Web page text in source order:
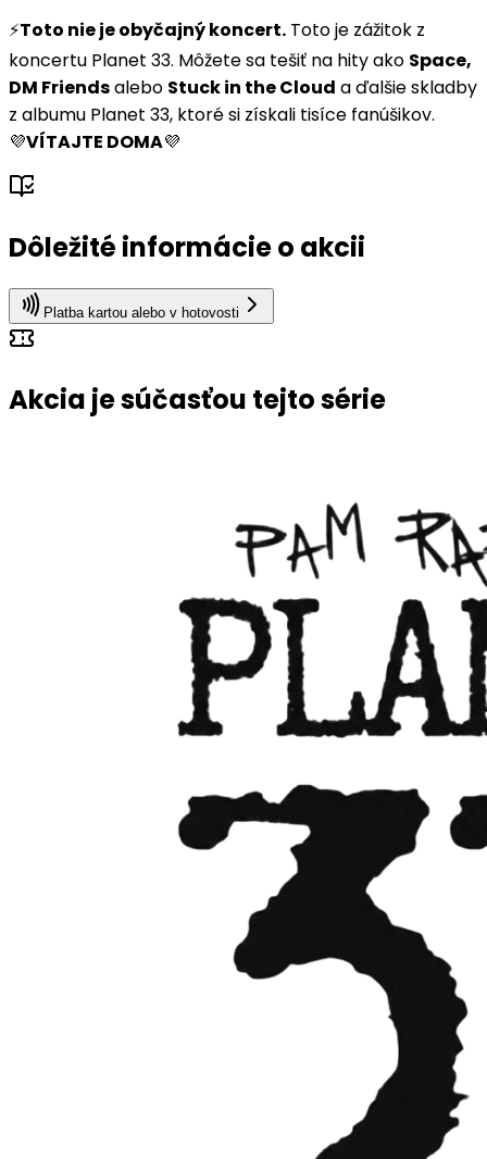
⚡️Toto nie je obyčajný koncert. Toto je zážitok z
koncertu Planet 33. Môžete sa tešiť na hity ako Space,
DM Friendsalebo Stuck in the Cloud a ďalšie skladby
z albumu Planet 33, ktoré si získali tisíce fanúšikov.
💜VÍTAJTE DOMA💜
Dôležité informácie o akcii
Platba kartou alebo v hotovosti
Akcia je súčasťou tejto série